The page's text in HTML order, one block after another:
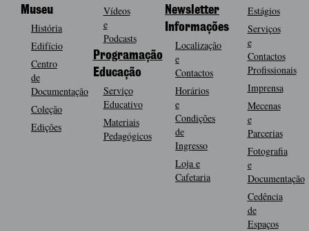
Museu
História
Edifício
Centro
de
Documentação
Coleção
Edições
Vídeos
e
Podcasts
Programação
Educação
Serviço
Educativo
Materiais
Pedagógicos
Newsletter
Informações
Localização
e
Contactos
Horários
e
Condições
de
Ingresso
Loja e
Cafetaria
Estágios
Serviços
e
Contactos
Profissionais
Imprensa
Mecenas
e
Parcerias
Fotografia
e
Documentação
Cedência
de
Espaços